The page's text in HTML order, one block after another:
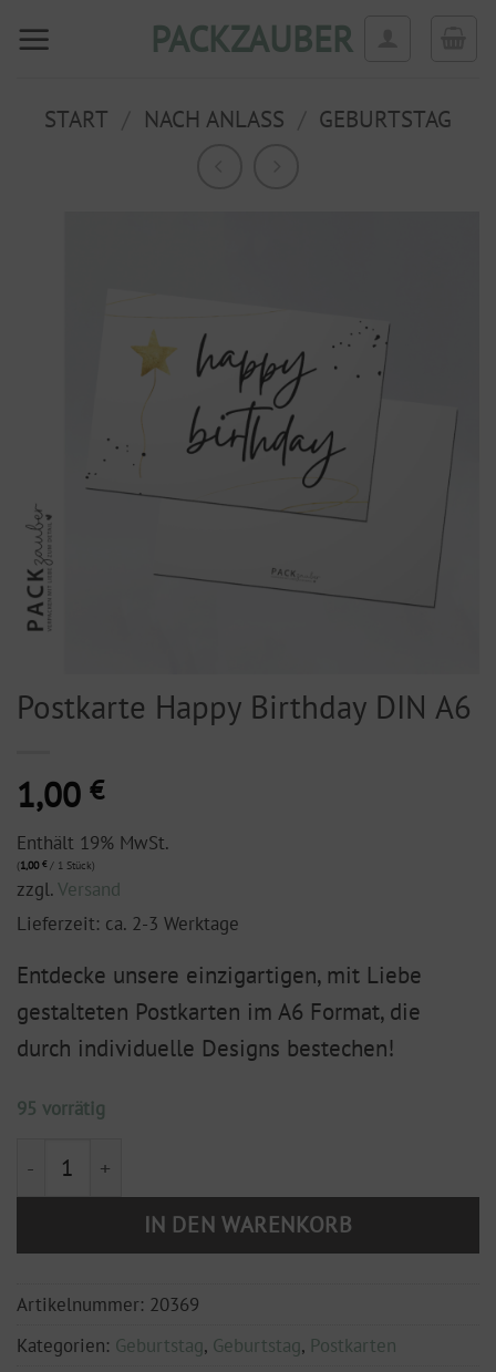
Inhalt
PACKZAUBER
START NACH ANLASS GEBURTSTAG
Postkarte Happy Birthday DIN A6
1,00 €
Enthält 19% MwSt.
(1,00 €/ 1 Stück)
zzgl.Versand
Lieferzeit: ca. 2-3 Werktage
Entdecke unsere einzigartigen, mit Liebe
gestalteten Postkarten im A6 Format, die
durch individuelle Designs bestechen!
95 vorrätig
Postkarte Happy Birthday DIN A6 Menge
IN DEN WARENKORB
Artikelnummer: 20369
Kategorien: Geburtstag, Geburtstag, Postkarten